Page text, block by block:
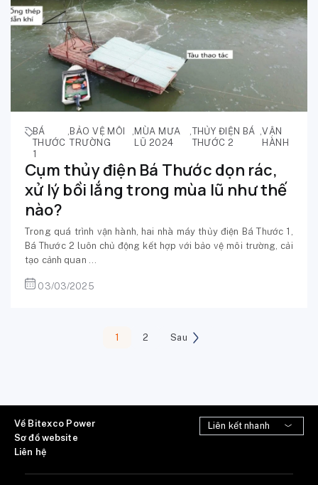
BÁ
THƯỚC
1
, BẢO VỆ MÔI
TRƯỜNG
, MÙA MƯA
LŨ 2024
,THỦY ĐIỆN BÁ
THƯỚC 2
,VẬN
HÀNH
Cụm thủy điện Bá Thước dọn rác,
xử lý bồi lắng trong mùa lũ như thế
nào?
Trong quá trình vận hành, hai nhà máy thủy điện Bá Thước 1,
Bá Thước 2 luôn chủ động kết hợp với bảo vệ môi trường, cải
tạo cảnh quan ...
03/03/2025
1 2 Sau
Về Bitexco Power
Sơ đồ website
Liên hệ